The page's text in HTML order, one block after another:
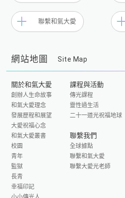
聯繫和氣大愛
網站地圖 Site Map
關於和氣大愛
創辦人生命故事
和氣大愛理念
發展歷程和展望
大愛祝福心念
和氣大愛叢書
校園
青年
監獄
長青
幸福印記
課程與活動
傳光課程
靈性過生活
二十一道光祝福地球
聯繫我們
全球據點
聯繫和氣大愛
聯繫大愛光老師